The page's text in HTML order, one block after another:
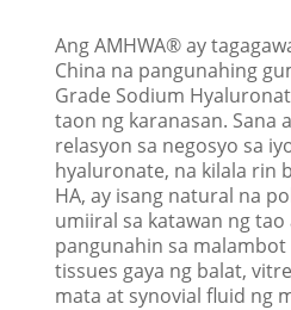
Ang AMHWA® ay
China na pangunahing
Grade Sodium
taon ng karanasan. Sana
relasyon sa negosyo sa
hyaluronate, na kilala rin
HA, ay isang natural na
umiiral sa katawan ng tao
pangunahin sa
tissues gaya ng balat,
mata at synovial fluid ng